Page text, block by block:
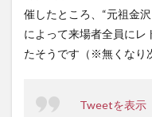
催したところ、“元祖金
によって来場者全員にレ
たそうです（※無くなり
Tweetを表示